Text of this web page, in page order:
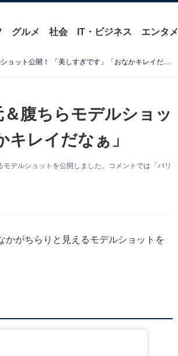
グルメ 社会 IT・ビジネス エンタメ
「かわいいおへそ」忽那汐里、胸元＆腹ちらモデルショット公開！ 「美しすぎです」「おなかキレイだなぁ」
＆腹ちらモデルショッ
キレイだなぁ」
デルショットを公開しました。コメントでは「バリ
かがちらりと見えるモデルショットを